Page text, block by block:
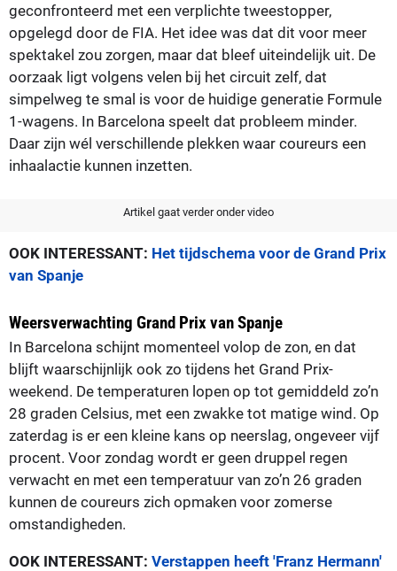
geconfronteerd met een verplichte tweestopper,
opgelegd door de FIA. Het idee was dat dit voor meer
spektakel zou zorgen, maar dat bleef uiteindelijk uit. De
oorzaak ligt volgens velen bij het circuit zelf, dat
simpelweg te smal is voor de huidige generatie Formule
1-wagens. In Barcelona speelt dat probleem minder.
Daar zijn wél verschillende plekken waar coureurs een
inhaalactie kunnen inzetten.
Artikel gaat verder onder video
OOK INTERESSANT: Het tijdschema voor de Grand Prix
van Spanje
Weersverwachting Grand Prix van Spanje
In Barcelona schijnt momenteel volop de zon, en dat
blijft waarschijnlijk ook zo tijdens het Grand Prix-
weekend. De temperaturen lopen op tot gemiddeld zo’n
28 graden Celsius, met een zwakke tot matige wind. Op
zaterdag is er een kleine kans op neerslag, ongeveer vijf
procent. Voor zondag wordt er geen druppel regen
verwacht en met een temperatuur van zo’n 26 graden
kunnen de coureurs zich opmaken voor zomerse
omstandigheden.
OOK INTERESSANT: Verstappen heeft 'Franz Hermann'